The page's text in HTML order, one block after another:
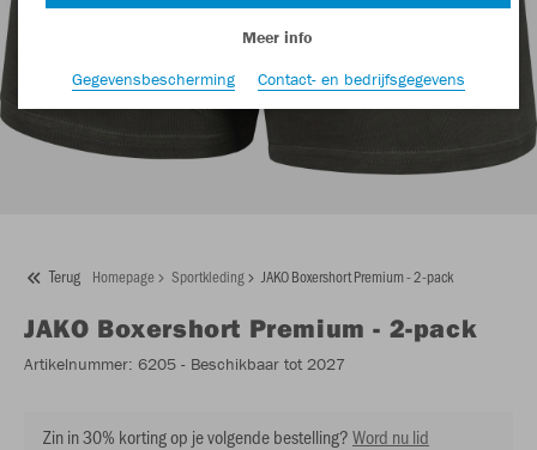
Terug Homepage Sportkleding JAKO Boxershort Premium - 2-pack
JAKO Boxershort Premium - 2-pack
Artikelnummer: 6205 - Beschikbaar tot 2027
Zin in 30% korting op je volgende bestelling?Word nu lid
Meer info
Gegevensbescherming
Contact- en bedrijfsgegevens